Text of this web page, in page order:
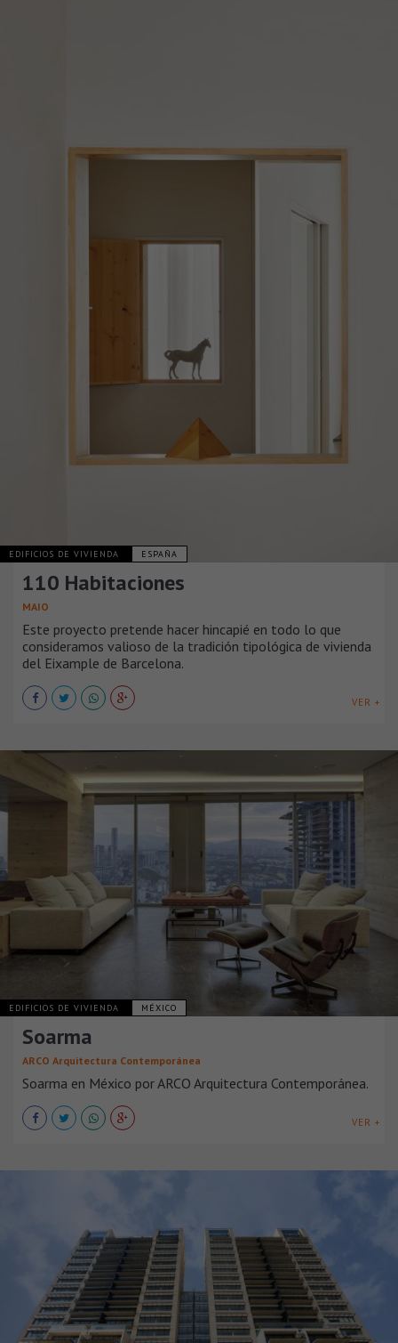
EDIFICIOS DE VIVIENDA ESPAÑA
110 Habitaciones
MAIO
Este proyecto pretende hacer hincapié en todo lo que
consideramos valioso de la tradición tipológica de vivienda
del Eixample de Barcelona.
VER +
EDIFICIOS DE VIVIENDA MÉXICO
Soarma
ARCO Arquitectura Contemporánea
Soarma en México por ARCO Arquitectura Contemporánea.
VER +